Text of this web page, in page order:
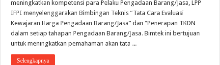
meningkatkan kompetensi para Pelaku Pengadaan Barang/Jasa, LPP
IFPI menyelenggarakan Bimbingan Teknis “Tata Cara Evaluasi
Kewajaran Harga Pengadaan Barang/Jasa” dan “Penerapan TKDN
dalam setiap tahapan Pengadaan Barang/Jasa. Bimtek ini bertujuan
untuk meningkatkan pemahaman akan tata ...
Selengkapnya